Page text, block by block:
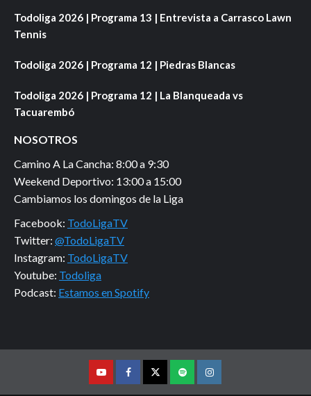
Todoliga 2026 | Programa 13 | Entrevista a Carrasco Lawn
Tennis
Todoliga 2026 | Programa 12 | Piedras Blancas
Todoliga 2026 | Programa 12 | La Blanqueada vs
Tacuarembó
NOSOTROS
Camino A La Cancha: 8:00 a 9:30
Weekend Deportivo: 13:00 a 15:00
Cambiamos los domingos de la Liga
Facebook: TodoLigaTV
Twitter: @TodoLigaTV
Instagram: TodoLigaTV
Youtube: Todoliga
Podcast: Estamos en Spotify
YoutubeFacebookTwitterPodcastInstagram